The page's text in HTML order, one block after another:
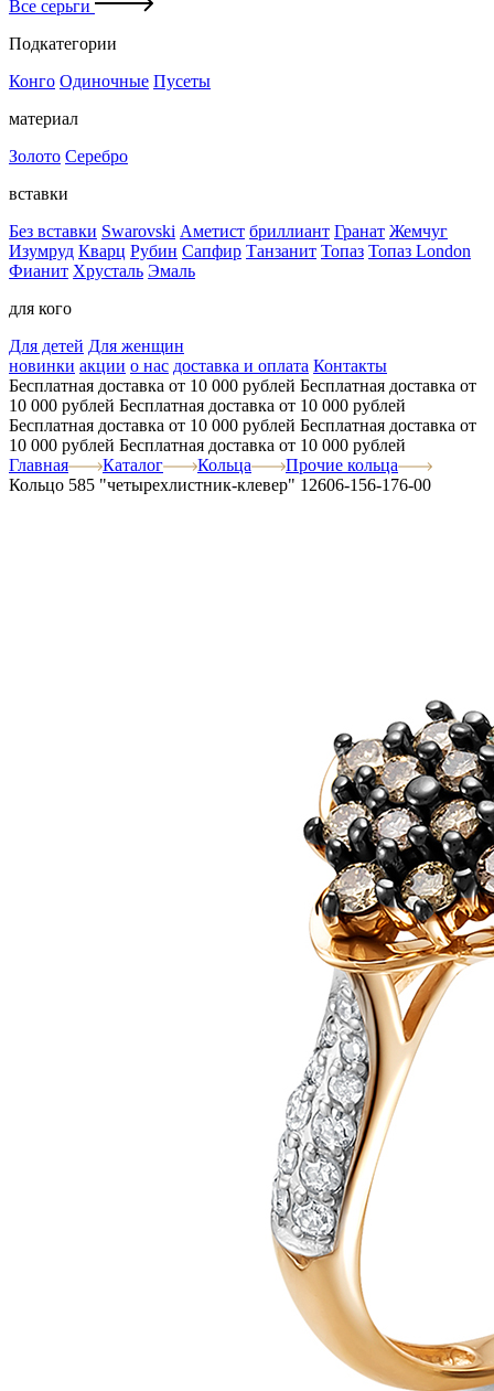
Все серьги
Подкатегории
Конго Одиночные Пусеты
материал
Золото Серебро
вставки
Без вставки Swarovski Аметист бриллиант Гранат Жемчуг
Изумруд Кварц Рубин Сапфир Танзанит Топаз Топаз London
Фианит Хрусталь Эмаль
для кого
Для детей Для женщин
новинки акции о нас доставка и оплата Контакты
Бесплатная доставка от 10 000 рублей Бесплатная доставка от
10 000 рублей Бесплатная доставка от 10 000 рублей
Бесплатная доставка от 10 000 рублей Бесплатная доставка от
10 000 рублей Бесплатная доставка от 10 000 рублей
Главная
Каталог Кольца
Прочие кольца
Кольцо 585 "четырехлистник-клевер" 12606-156-176-00